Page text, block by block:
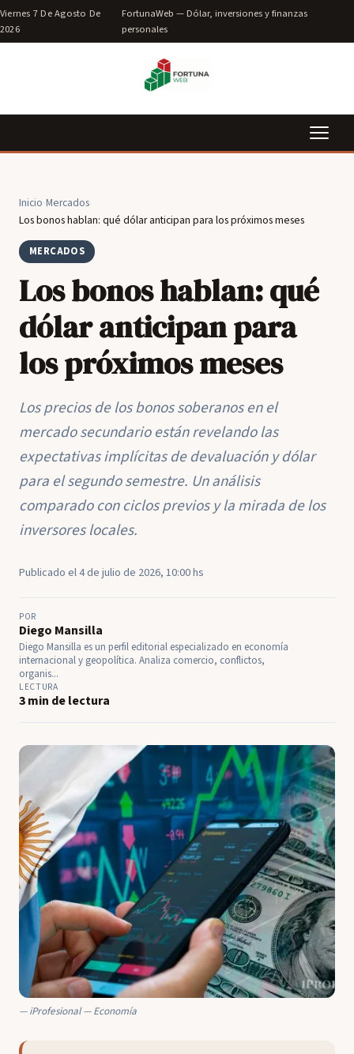
Viernes 7 De Agosto De
2026
FortunaWeb — Dólar, inversiones y finanzas
personales
Inicio Mercados
Los bonos hablan: qué dólar anticipan para los próximos meses
MERCADOS
Los bonos hablan: qué
dólar anticipan para
los próximos meses
Los precios de los bonos soberanos en el
mercado secundario están revelando las
expectativas implícitas de devaluación y dólar
para el segundo semestre. Un análisis
comparado con ciclos previos y la mirada de los
inversores locales.
Publicado el 4 de julio de 2026, 10:00 hs
POR
Diego Mansilla
Diego Mansilla es un perfil editorial especializado en economía
internacional y geopolítica. Analiza comercio, conflictos,
organis...
LECTURA
3 min de lectura
iProfesional — Economía